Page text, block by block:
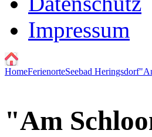
Impressum
HomeFerienorteSeebad Heringsdorf
"Am